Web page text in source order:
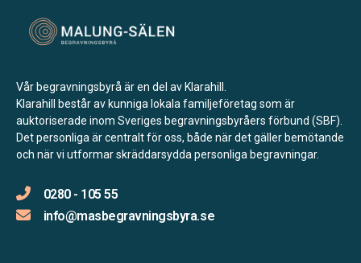
Vår begravningsbyrå är en del av Klarahill.
Klarahill består av kunniga lokala familjeföretag som är
auktoriserade inom Sveriges begravningsbyråers förbund (SBF).
Det personliga är centralt för oss, både när det gäller bemötande
och när vi utformar skräddarsydda personliga begravningar.
0280 - 105 55
info@masbegravningsbyra.se